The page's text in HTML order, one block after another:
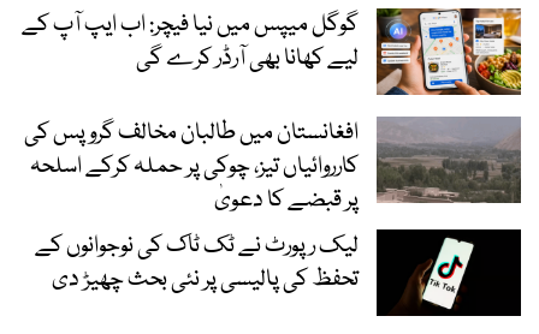
گوگل میپس میں نیا فیچر: اب ایپ آپ کے
لیے کھانا بھی آرڈر کرے گی
افغانستان میں طالبان مخالف گروپس کی
کارروائیاں تیز، چوکی پر حملہ کرکے اسلحہ
پر قبضے کا دعویٰ
لیک رپورٹ نے ٹک ٹاک کی نوجوانوں کے
تحفظ کی پالیسی پر نئی بحث چھیڑ دی